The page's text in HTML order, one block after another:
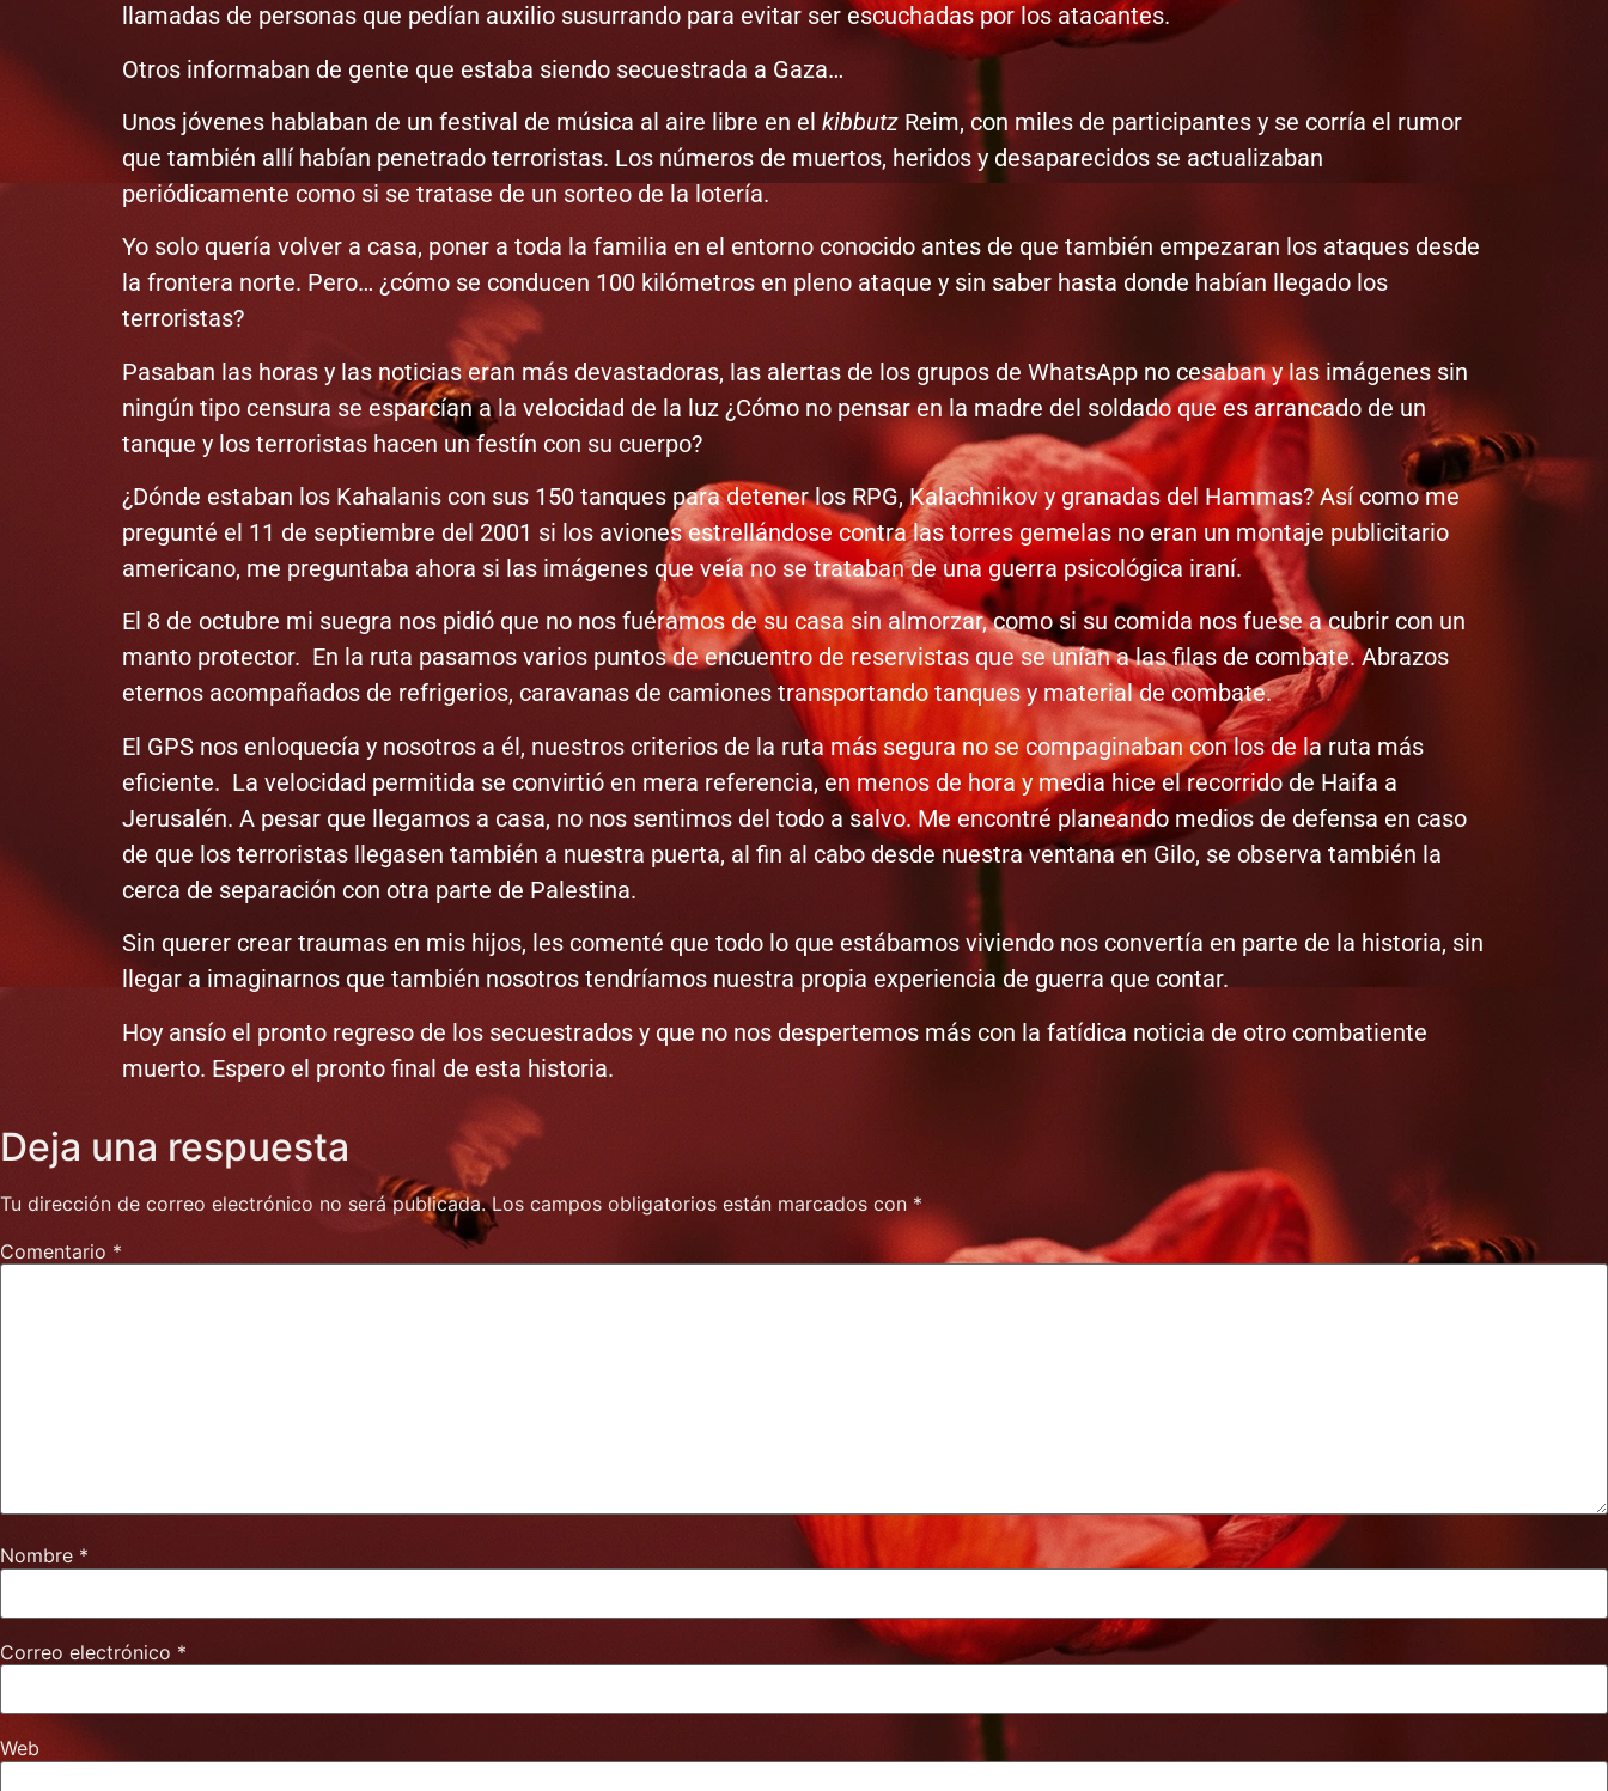
llamadas de personas que pedían auxilio susurrando para evitar ser escuchadas por los atacantes.
Otros informaban de gente que estaba siendo secuestrada a Gaza…
Unos jóvenes hablaban de un festival de música al aire libre en el kibbutz Reim, con miles de participantes y se corría el rumor
que también allí habían penetrado terroristas. Los números de muertos, heridos y desaparecidos se actualizaban
periódicamente como si se tratase de un sorteo de la lotería.
Yo solo quería volver a casa, poner a toda la familia en el entorno conocido antes de que también empezaran los ataques desde
la frontera norte. Pero… ¿cómo se conducen 100 kilómetros en pleno ataque y sin saber hasta donde habían llegado los
terroristas?
Pasaban las horas y las noticias eran más devastadoras, las alertas de los grupos de WhatsApp no cesaban y las imágenes sin
ningún tipo censura se esparcían a la velocidad de la luz ¿Cómo no pensar en la madre del soldado que es arrancado de un
tanque y los terroristas hacen un festín con su cuerpo?
¿Dónde estaban los Kahalanis con sus 150 tanques para detener los RPG, Kalachnikov y granadas del Hammas? Así como me
pregunté el 11 de septiembre del 2001 si los aviones estrellándose contra las torres gemelas no eran un montaje publicitario
americano, me preguntaba ahora si las imágenes que veía no se trataban de una guerra psicológica iraní.
El 8 de octubre mi suegra nos pidió que no nos fuéramos de su casa sin almorzar, como si su comida nos fuese a cubrir con un
manto protector. En la ruta pasamos varios puntos de encuentro de reservistas que se unían a las filas de combate. Abrazos
eternos acompañados de refrigerios, caravanas de camiones transportando tanques y material de combate.
El GPS nos enloquecía y nosotros a él, nuestros criterios de la ruta más segura no se compaginaban con los de la ruta más
eficiente. La velocidad permitida se convirtió en mera referencia, en menos de hora y media hice el recorrido de Haifa a
Jerusalén. A pesar que llegamos a casa, no nos sentimos del todo a salvo. Me encontré planeando medios de defensa en caso
de que los terroristas llegasen también a nuestra puerta, al fin al cabo desde nuestra ventana en Gilo, se observa también la
cerca de separación con otra parte de Palestina.
Sin querer crear traumas en mis hijos, les comenté que todo lo que estábamos viviendo nos convertía en parte de la historia, sin
llegar a imaginarnos que también nosotros tendríamos nuestra propia experiencia de guerra que contar.
Hoy ansío el pronto regreso de los secuestrados y que no nos despertemos más con la fatídica noticia de otro combatiente
muerto. Espero el pronto final de esta historia.
Deja una respuesta
Tu dirección de correo electrónico no será publicada. Los campos obligatorios están marcados con*
Comentario *
Nombre *
Correo electrónico *
Web